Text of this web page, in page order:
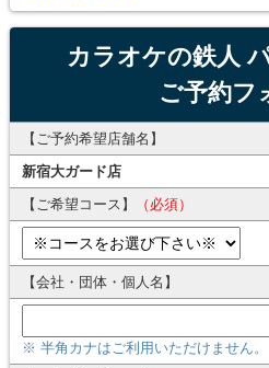
カラオケの鉄人
ご予約フ
【ご予約希望店舗名】
新宿大ガード店
【ご希望コース】
（必須）
【会社・団体・個人名】
※ 半角カナはご利用いただけません。